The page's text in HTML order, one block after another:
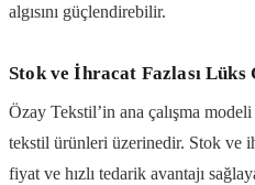
algısını güçlendirebilir.
Stok ve İhracat Fazlası
Özay Tekstil’in ana çalışma
tekstil ürünleri üzerinedir. Stok ve
fiyat ve hızlı tedarik avantajı